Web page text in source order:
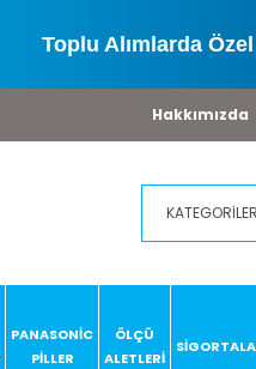
Toplu Alımlarda
Hakkımızda
PANASONİC
PİLLER
ÖLÇÜ
ALETLERİ